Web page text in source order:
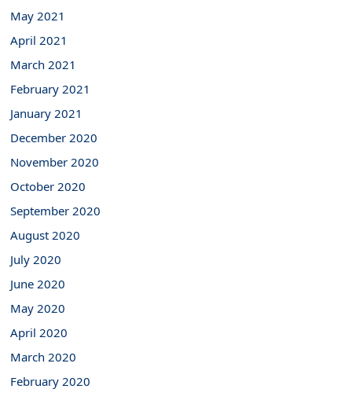
May 2021
April 2021
March 2021
February 2021
January 2021
December 2020
November 2020
October 2020
September 2020
August 2020
July 2020
June 2020
May 2020
April 2020
March 2020
February 2020